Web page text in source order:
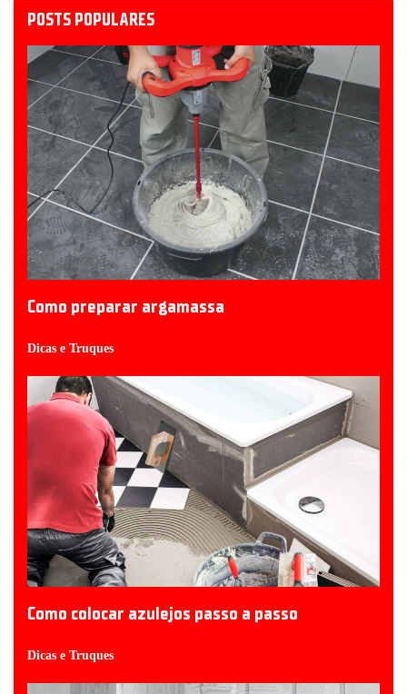
POSTS POPULARES
Como preparar argamassa
Dicas e Truques
Como colocar azulejos passo a passo
Dicas e Truques